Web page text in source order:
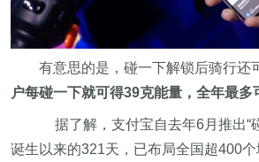
有意思的是，碰一下解锁后骑行还
户每碰一下就可得39克能量，全年最多
据了解，支付宝自去年6月推出“
诞生以来的321天，已布局全国超400